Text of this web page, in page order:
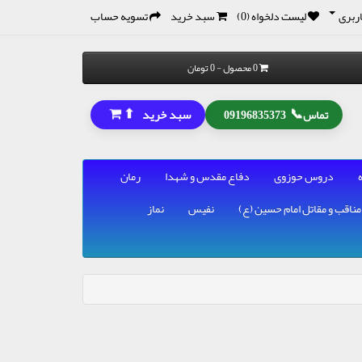
لیست دلخواه (0) سبد خرید تسویه حساب
0 محصول - 0 تومان
تماس📞
09196835373 سبد خرید ⬆
دروس حوزوی دفاع مقدس و شهدا
رمان
مناقب و مقاتل امام حسین (ع) نفیس
نماز